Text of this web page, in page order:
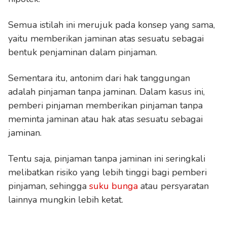
Semua istilah ini merujuk pada konsep yang sama,
yaitu memberikan jaminan atas sesuatu sebagai
bentuk penjaminan dalam pinjaman.
Sementara itu, antonim dari hak tanggungan
adalah pinjaman tanpa jaminan. Dalam kasus ini,
pemberi pinjaman memberikan pinjaman tanpa
meminta jaminan atau hak atas sesuatu sebagai
jaminan.
Tentu saja, pinjaman tanpa jaminan ini seringkali
melibatkan risiko yang lebih tinggi bagi pemberi
pinjaman, sehingga suku bunga atau persyaratan
lainnya mungkin lebih ketat.